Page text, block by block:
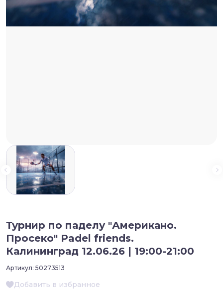
Турнир по паделу "Американо.
Просеко" Padel friends.
Калининград 12.06.26 | 19:00-21:00
Артикул: 50273513
Добавить в избранное